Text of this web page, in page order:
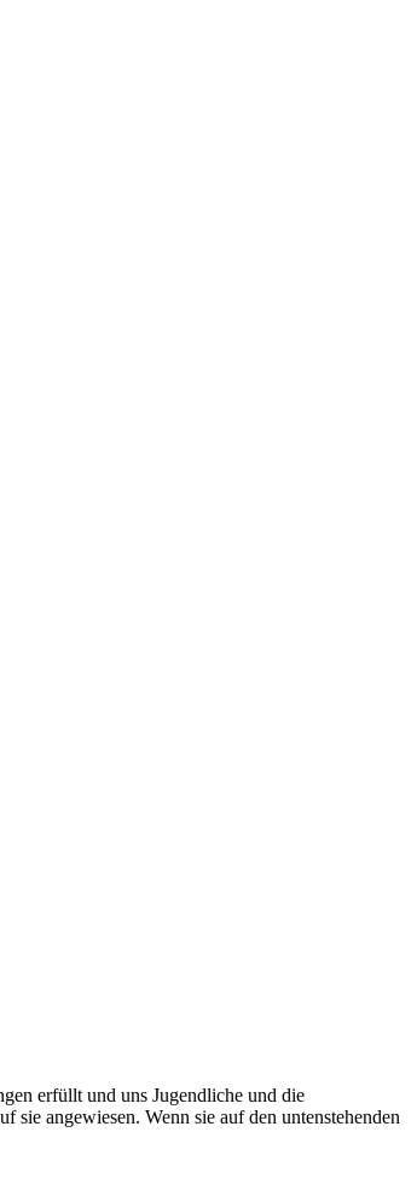
erfüllt und uns Jugendliche und die
angewiesen. Wenn sie auf den untenstehenden